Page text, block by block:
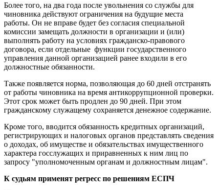
Более того, на два года после увольнения со службы для
чиновника действуют ограничения на будущие места
работы. Он не вправе будет без согласия специальной
комиссии замещать должности в организации и (или)
выполнять работу на условиях гражданско-правового
договора, если отдельные функции государственного
управления данной организацией ранее входили в его
должностные обязанности.
Также появляется норма, позволяющая до 60 дней отстранять
от работы чиновника на время антикоррупционной проверки.
Этот срок может быть продлен до 90 дней. При этом
гражданскому служащему сохраняется денежное содержание.
Кроме того, вводится обязанность кредитных организаций,
регистрирующих и налоговых органов представлять сведения
о доходах, об имуществе и обязательствах имущественного
характера госслужащих и приравненных к ним лиц по
запросу "уполномоченным органам и должностным лицам".
К судьям применят регресс по решениям ЕСПЧ